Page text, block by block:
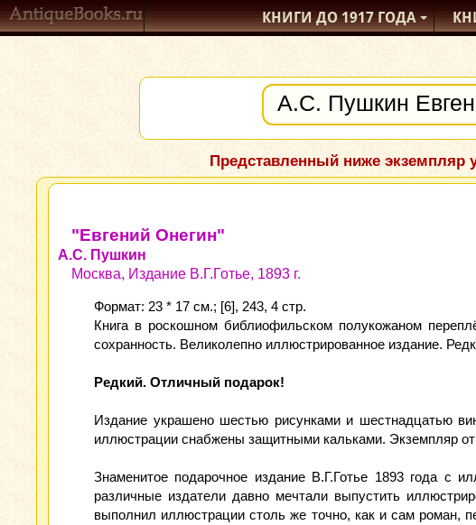
КНИГИ ДО 1917ГОДА
Представленный ниже экземпляр
"Евгений Онегин"
А.С. Пушкин
Москва, Издание В.Г.Готье, 1893 г.
Формат: 23 * 17 см.; [6], 243, 4 стр.
Книга в роскошном библиофильском полукожаном
сохранность. Великолепно иллюстрированное издание.
Редкий. Отличный подарок!
Издание украшено шестью рисунками и шестнадцатью
иллюстрации снабжены защитными кальками. Экземпляр
Знаменитое подарочное издание В.Г.Готье 1893 года с
различные издатели давно мечтали выпустить
выполнил иллюстрации столь же точно, как и сам роман,